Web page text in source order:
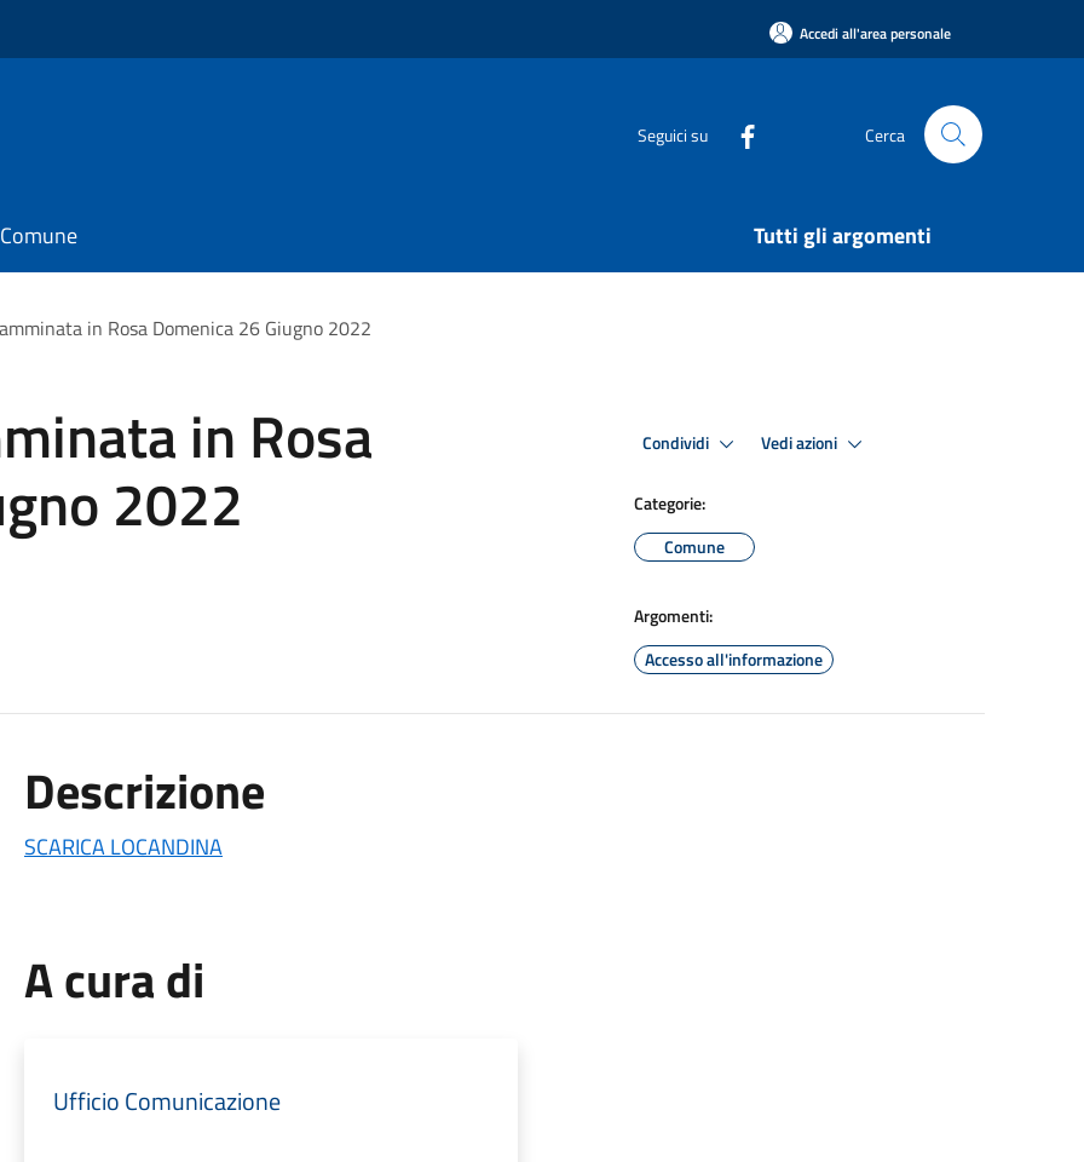
Accedi all'area personale
Seguici su Cerca
Tutti gli argomenti
in Rosa Domenica 26 Giugno 2022
in Rosa
2022
Condividi Vedi azioni
Categorie:
Comune
Argomenti:
Accesso all'informazione
Descrizione
SCARICA LOCANDINA
A cura di
Ufficio Comunicazione